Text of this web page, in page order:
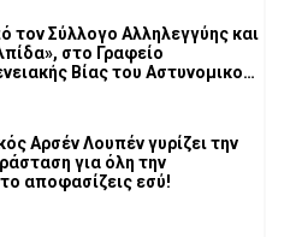
τον Σύλλογο Αλληλεγγύης και
στο Γραφείο
Βίας του Αστυνομικού
Αρσέν Λουπέν γυρίζει την
για όλη την
το αποφασίζεις εσύ!